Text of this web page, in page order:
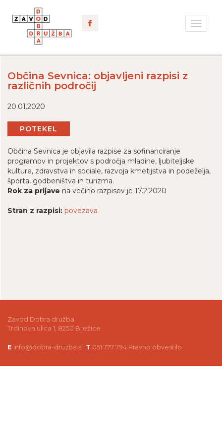
Toggle
Občina Sevnica: objavljeni razpisi z
različnih področij
20.01.2020
POTEKEL
Občina Sevnica je objavila razpise za sofinanciranje
programov in projektov s področja mladine, ljubiteljske
kulture, zdravstva in sociale, razvoja kmetijstva in podeželja,
športa, godbeništva in turizma.
Rok za prijave na večino razpisov je 17.2.2020
Stran z razpisi: povezava
Zavod Dobra družba
Trdinova ulica 1, 8250 Brežice
E info@dobra-druzba.si T 051 777 794 Pravno obvestilo